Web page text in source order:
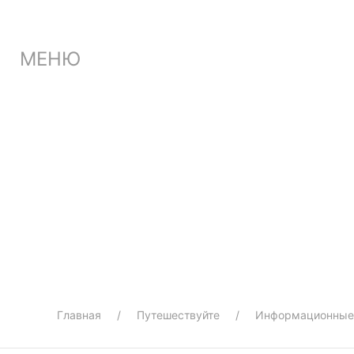
МЕНЮ
Главная Путешествуйте Информационные